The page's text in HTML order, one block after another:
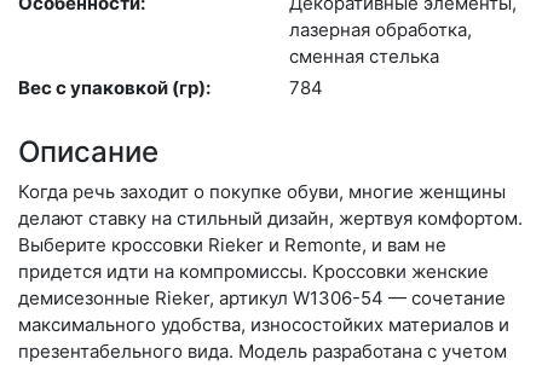
ла­зер­ная об­ра­бот­ка,
смен­ная стель­ка
Вес с упаковкой (гр):
784
Описание
Когда речь заходит о покупке обуви, многие женщины
делают ставку на стильный дизайн, жертвуя комфортом.
Выберите крос­совки Rieker и Remonte, и вам не
придется идти на компромиссы. Кроссовки женские
демисезонные Rieker, артикул W1306-54 — сочетание
максимального удобства, износостойких материалов и
презентабельного вида. Модель разработана с учетом